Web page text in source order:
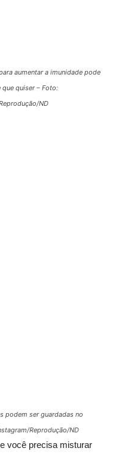
aumentar a imunidade pode
quiser – Foto:
ND
podem ser guardadas no
Reprodução/ND
você precisa misturar